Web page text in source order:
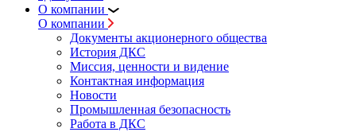
О компании
О компании
Документы акционерного общества
История ДКС
Миссия, ценности и видение
Контактная информация
Новости
Промышленная безопасность
Работа в ДКС